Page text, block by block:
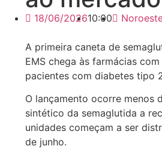
18/06/202610:00
A primeira caneta de
EMS chega às farmácias
pacientes com diabetes tipo
O lançamento ocorre menos
sintético da semaglutida a
unidades começam a ser
de junho.